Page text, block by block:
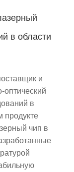
в области
и
в
продукте
чип в